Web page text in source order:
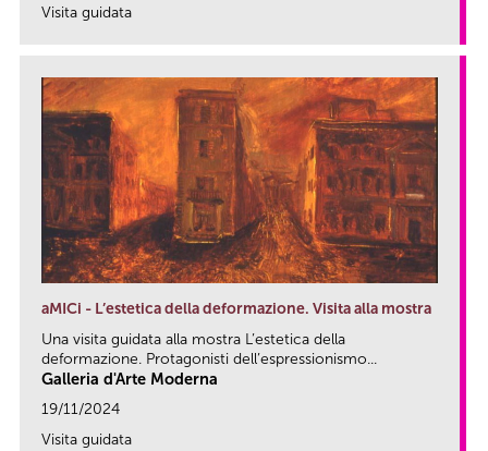
Visita guidata
aMICi - L’estetica della deformazione. Visita alla mostra
Una visita guidata alla mostra L’estetica della
deformazione. Protagonisti dell’espressionismo...
Galleria d'Arte Moderna
19/11/2024
Visita guidata